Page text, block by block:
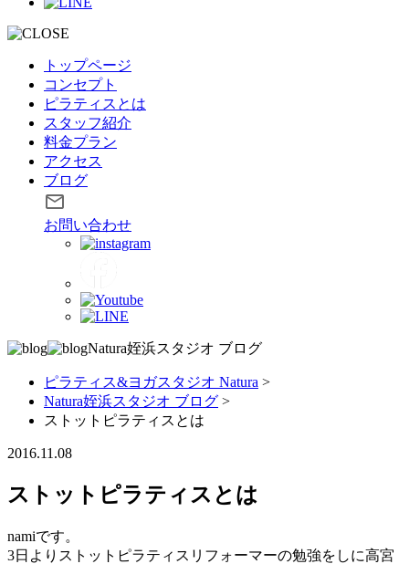
トップページ
コンセプト
ピラティスとは
スタッフ紹介
料金プラン
アクセス
ブログ
お問い合わせ
Natura姪浜スタジオ ブログ
ピラティス&ヨガスタジオ Natura >
Natura姪浜スタジオ ブログ >
ストットピラティスとは
2016.11.08
ストットピラティスとは
namiです。
3日よりストットピラティスリフォーマーの勉強をしに高宮